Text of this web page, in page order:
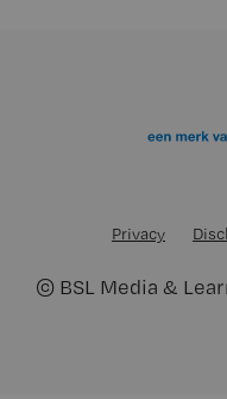
Privacy
© BSL Media &